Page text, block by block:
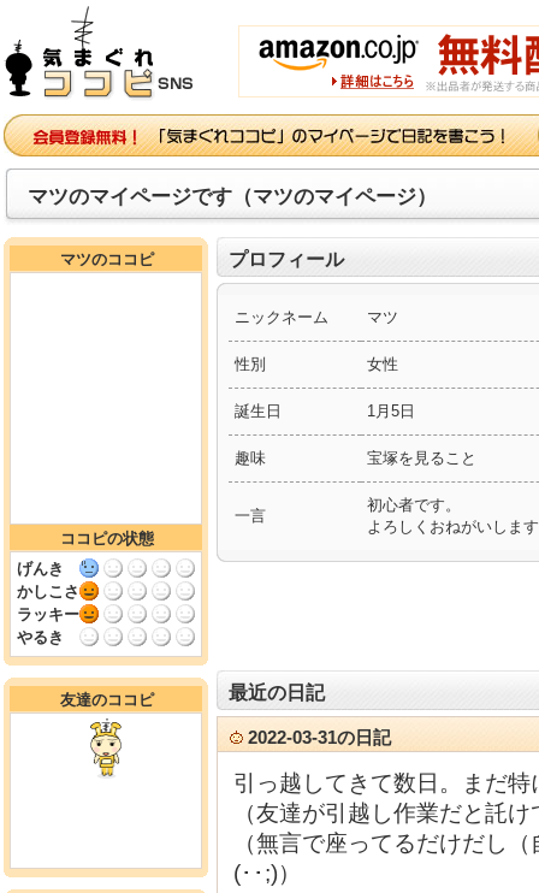
マツのマイページです（マツのマイページ）
マツのココピ
ココピの状態
げんき
かしこさ
ラッキー
やるき
友達のココピ
プロフィール
ニックネーム マツ
性別 女性
誕生日 1月5日
趣味 宝塚を見ること
一言
初心者です。
よろしくおねがいしま
最近の日記
2022-03-31の日記
引っ越してきて数日。まだ
（友達が引越し作業だと託
（無言で座ってるだけだし
(･･;)）